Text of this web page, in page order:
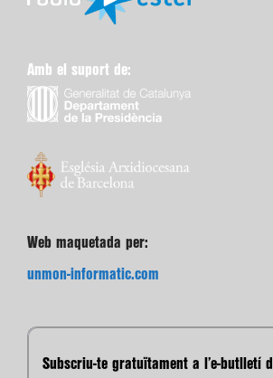
Amb el suport de:
Web maquetada per:
unmon-informatic.com
Subscriu-te gratuïtament a l’e-butlletí